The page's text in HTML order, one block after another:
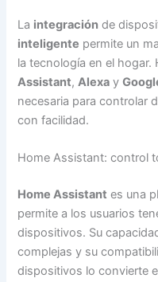
La integración de
inteligente permite un
la tecnología en el hogar.
Assistant,Alexa y
necesaria para controlar
con facilidad.
Home Assistant: control
Home Assistant es una
permite a los usuarios
dispositivos. Su
complejas y su
dispositivos lo convierte